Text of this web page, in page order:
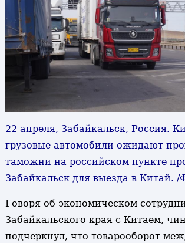
22 апреля, Забайкальск, Россия.
грузовые автомобили ожидают
таможни на российском пункте
Забайкальск для выезда в Китай. /
Говоря об экономическом
Забайкальского края с Китаем,
подчеркнул, что товарооборот